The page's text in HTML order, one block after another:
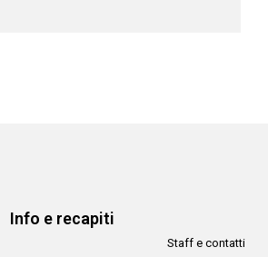
Info e recapiti
Staff e contatti